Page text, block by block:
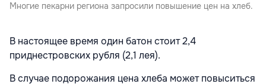
Многие пекарни региона запросили повышение цен на хлеб.
В настоящее время один батон стоит 2,4
приднестровских рубля (2,1 лея).
В случае подорожания цена хлеба может повыситься